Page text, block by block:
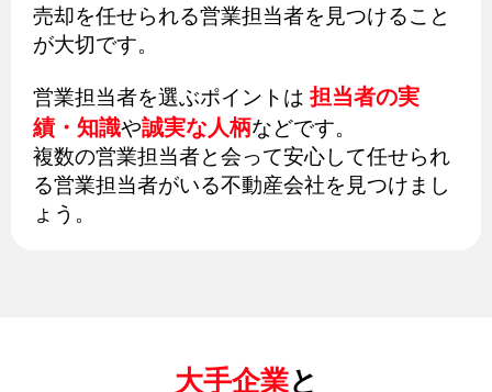
売却を任せられる営業担当者を見つけること
が大切です。
営業担当者を選ぶポイントは 担当者の実
績・知識や誠実な人柄などです。
複数の営業担当者と会って安心して任せられ
る営業担当者がいる不動産会社を見つけまし
ょう。
大手企業と